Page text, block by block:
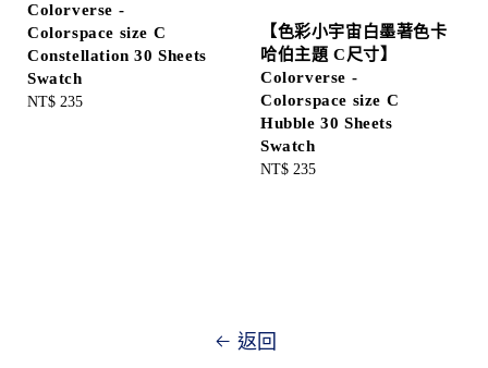
Colorverse -
Colorspace size C
Constellation 30 Sheets
Swatch
Regular
NT$ 235
【色彩小宇宙白墨著色卡
哈伯主題 C尺寸】
Colorverse -
Colorspace size C
Hubble 30 Sheets
Swatch
Regular
NT$ 235
返回